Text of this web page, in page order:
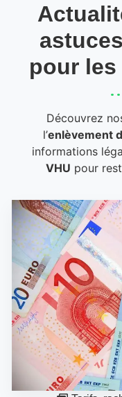
astuces
pour
Découvrez
l’enlèvement
informations
VHU pour